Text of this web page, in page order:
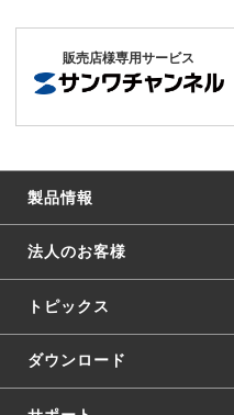
販売店様専用サービス
製品情報
法人のお客様
トピックス
ダウンロード